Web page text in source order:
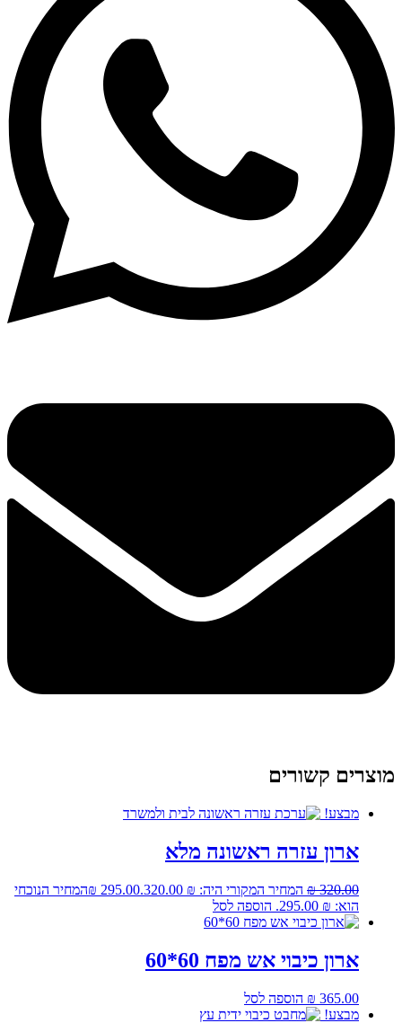
מוצרים קשורים
מבצע!
ארון עזרה ראשונה מלא
₪320.00 המחיר המקורי היה: ₪ 320.00. ₪ 295.00
המחיר הנוכחי
הוא: ₪ 295.00.
הוספה לסל
ארון כיבוי אש מפח 60*60
₪ 365.00
הוספה לסל
מבצע!